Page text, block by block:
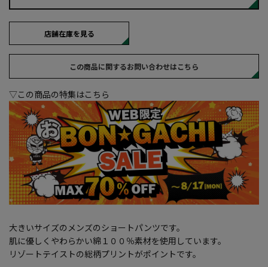
店舗在庫を見る
この商品に関するお問い合わせはこちら
▽この商品の特集はこちら
大きいサイズのメンズのショートパンツです。
肌に優しくやわらかい綿１００％素材を使用しています。
リゾートテイストの総柄プリントがポイントです。